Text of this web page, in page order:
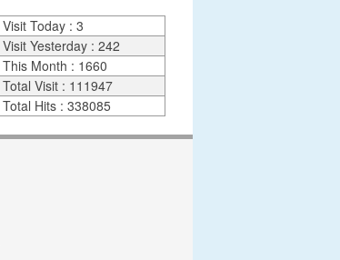
Visit Today : 3
Visit Yesterday : 242
This Month : 1660
Total Visit : 111947
Total Hits : 338085